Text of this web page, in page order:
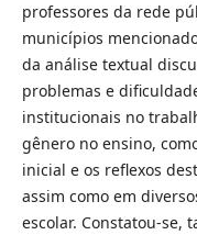
professores da rede
municípios
da análise textual
problemas e
institucionais no
gênero no ensino,
inicial e os reflexos
assim como em
escolar. Constatou-se,